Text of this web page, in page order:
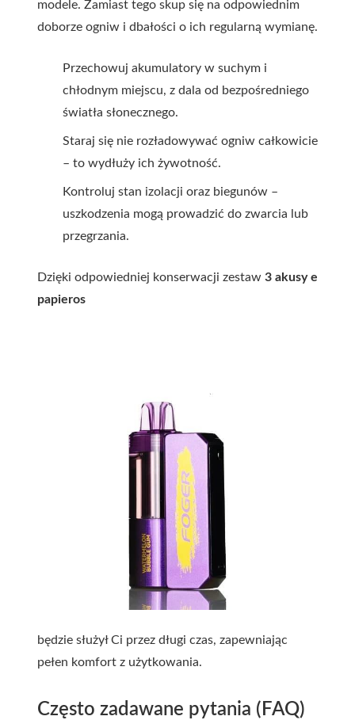
modele. Zamiast tego skup się na odpowiednim
doborze ogniw i dbałości o ich regularną wymianę.
Przechowuj akumulatory w suchym i
chłodnym miejscu, z dala od bezpośredniego
światła słonecznego.
Staraj się nie rozładowywać ogniw całkowicie
– to wydłuży ich żywotność.
Kontroluj stan izolacji oraz biegunów –
uszkodzenia mogą prowadzić do zwarcia lub
przegrzania.
Dzięki odpowiedniej konserwacji zestaw 3 akusy e
papieros
będzie służył Ci przez długi czas, zapewniając
pełen komfort z użytkowania.
Często zadawane pytania (FAQ)